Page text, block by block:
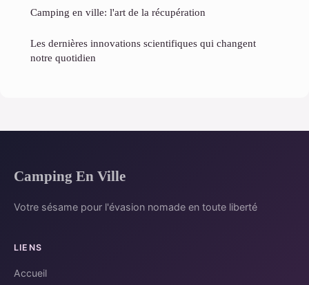
Camping en ville: l'art de la récupération
Les dernières innovations scientifiques qui changent
notre quotidien
Camping En Ville
Votre sésame pour l'évasion nomade en toute liberté
LIENS
Accueil